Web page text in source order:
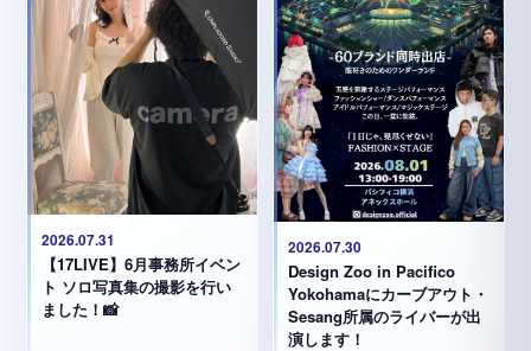
2026.07.31
【17LIVE】6月事務所イベン
ト ソロ写真集の撮影を行い
ました！📸
2026.07.30
Design Zoo in Pacifico
Yokohamaにカーブアウト・
Sesang所属のライバーが出
演します！